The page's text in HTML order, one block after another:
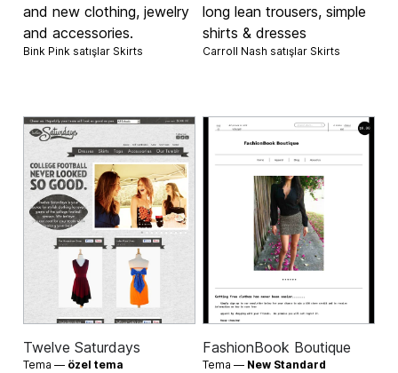
and new clothing, jewelry
and accessories.
Bink Pink satışlar Skirts
long lean trousers, simple
shirts & dresses
Carroll Nash satışlar Skirts
Twelve Saturdays
Tema — özel tema
FashionBook Boutique
Tema — New Standard